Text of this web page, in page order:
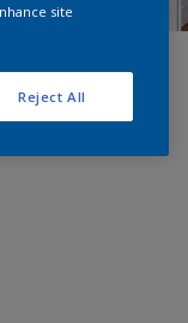
site
Reject All